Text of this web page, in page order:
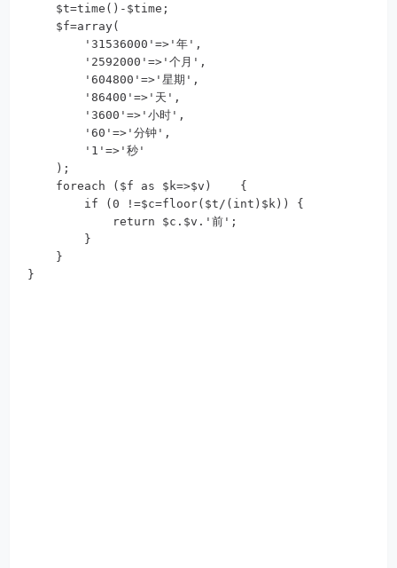
    $t=time()-$time;
    $f=array(
        '31536000'=>'年',
        '2592000'=>'个月',
        '604800'=>'星期',
        '86400'=>'天',
        '3600'=>'小时',
        '60'=>'分钟',
        '1'=>'秒'
    );
    foreach ($f as $k=>$v)    {
        if (0 !=$c=floor($t/(int)$k)) {
            return $c.$v.'前';
        }
    }
}